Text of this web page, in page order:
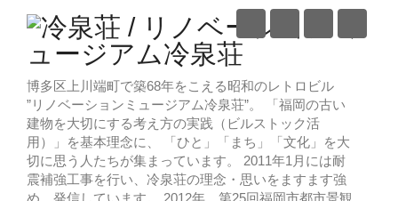
博多区上川端町で築68年をこえる昭和のレトロビル
”リノベーションミュージアム冷泉荘”。 「福岡の古い
建物を大切にする考え方の実践（ビルストック活
用）」を基本理念に、 「ひと」「まち」「文化」を大
切に思う人たちが集まっています。 2011年1月には耐
震補強工事を行い、冷泉荘の理念・思いをますます強
め、発信しています。 2012年、第25回福岡市都市景観